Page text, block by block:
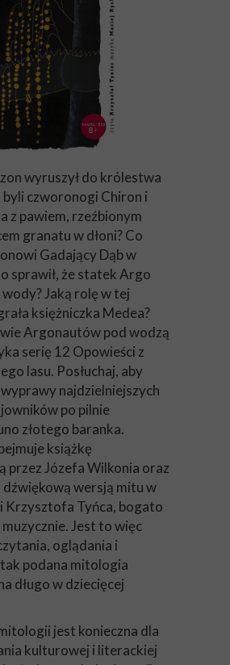
wyruszył do królestwa
byli czworonogi Chiron i
z pawiem, rzeźbionym
granatu w dłoni? Co
Gadający Dąb w
sprawił, że statek Argo
wody? Jaką rolę w tej
księżniczka Medea?
Argonautów pod wodzą
serię 12 Opowieści z
lasu. Posłuchaj, aby
najdzielniejszych
po pilnie
złotego baranka.
książkę
przez Józefa Wilkonia oraz
dźwiękową wersją mitu w
Krzysztofa Tyńca, bogato
Jest to więc
oglądania i
tak podana mitologia
długo w dziecięcej
jest konieczna dla
kulturowej i literackiej